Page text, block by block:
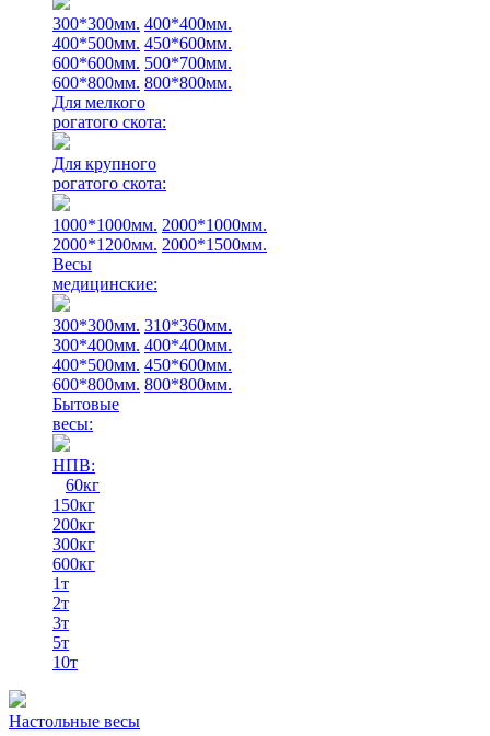
300*300мм. 400*400мм.
400*500мм. 450*600мм.
600*600мм. 500*700мм.
600*800мм. 800*800мм.
Для мелкого
рогатого скота:
Для крупного
рогатого скота:
1000*1000мм. 2000*1000мм.
2000*1200мм. 2000*1500мм.
Весы
медицинские:
300*300мм. 310*360мм.
300*400мм. 400*400мм.
400*500мм. 450*600мм.
600*800мм. 800*800мм.
Бытовые
весы:
НПВ:
60кг
150кг
200кг
300кг
600кг
1т
2т
3т
5т
10т
Настольные весы